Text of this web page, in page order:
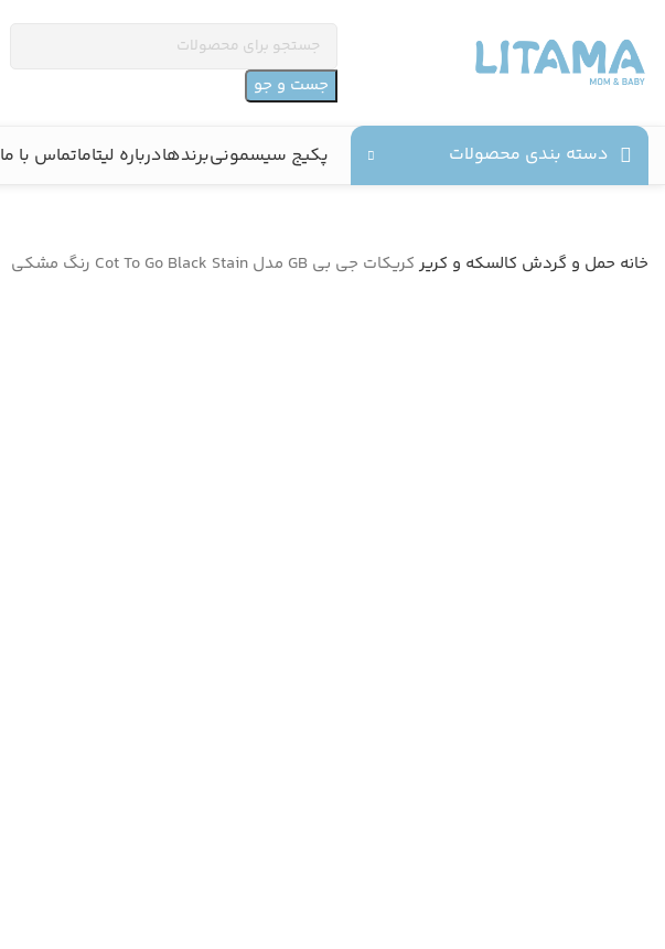
جست و جو
دسته بندی محصولات پکیج سیسمونیبرندهادرباره لیتاماتماس با ما
خانه حمل و گردش کالسکه و کریر کریکات جی بی GB مدل Cot To Go Black Stain رنگ مشکی